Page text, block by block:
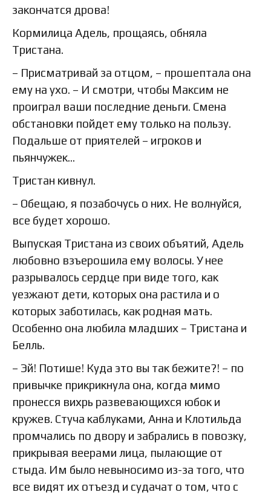
закончатся дрова!
Кормилица Адель, прощаясь, обняла
Тристана.
– Присматривай за отцом, – прошептала она
ему на ухо. – И смотри, чтобы Максим не
проиграл ваши последние деньги. Смена
обстановки пойдет ему только на пользу.
Подальше от приятелей – игроков и
пьянчужек…
Тристан кивнул.
– Обещаю, я позабочусь о них. Не волнуйся,
все будет хорошо.
Выпуская Тристана из своих объятий, Адель
любовно взъерошила ему волосы. У нее
разрывалось сердце при виде того, как
уезжают дети, которых она растила и о
которых заботилась, как родная мать.
Особенно она любила младших – Тристана и
Белль.
– Эй! Потише! Куда это вы так бежите?! – по
привычке прикрикнула она, когда мимо
пронесся вихрь развевающихся юбок и
кружев. Стуча каблуками, Анна и Клотильда
промчались по двору и забрались в повозку,
прикрывая веерами лица, пылающие от
стыда. Им было невыносимо из-за того, что
все видят их отъезд и судачат о том, что с